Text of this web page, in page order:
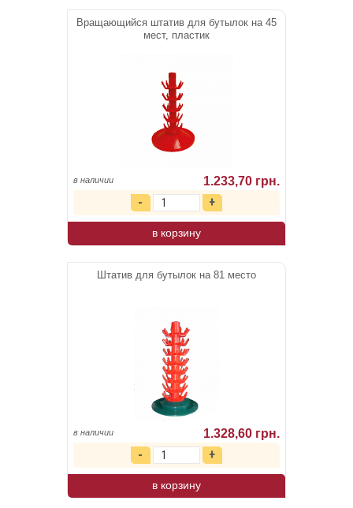
Вращающийся штатив для бутылок на 45
мест, пластик
в наличии 1.233,70 грн.
в корзину
Штатив для бутылок на 81 место
в наличии 1.328,60 грн.
в корзину